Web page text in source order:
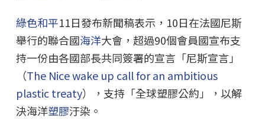
綠色和平11日發布新聞稿表示，10日在法國尼斯
舉行的聯合國海洋大會，超過90個會員國宣布支
持一份由各國部長共同簽署的宣言「尼斯宣言」
（The Nice wake up call for an ambitious
plastic treaty），支持「全球塑膠公約」，以解
決海洋塑膠汙染。